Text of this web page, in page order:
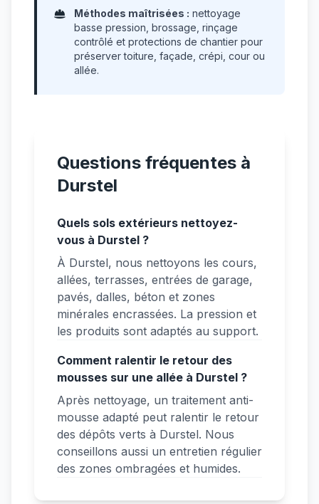
Méthodes maîtrisées : nettoyage
basse pression, brossage, rinçage
contrôlé et protections de chantier pour
préserver toiture, façade, crépi, cour ou
allée.
Questions fréquentes à
Durstel
Quels sols extérieurs nettoyez-
vous à Durstel ?
À Durstel, nous nettoyons les cours,
allées, terrasses, entrées de garage,
pavés, dalles, béton et zones
minérales encrassées. La pression et
les produits sont adaptés au support.
Comment ralentir le retour des
mousses sur une allée à Durstel ?
Après nettoyage, un traitement anti-
mousse adapté peut ralentir le retour
des dépôts verts à Durstel. Nous
conseillons aussi un entretien régulier
des zones ombragées et humides.